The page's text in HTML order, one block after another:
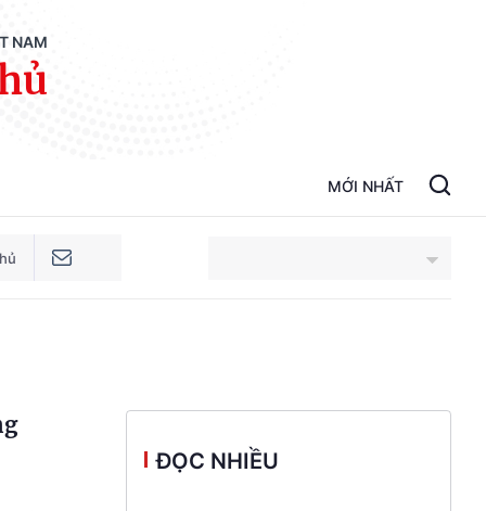
NAM
MỚI NHẤT
ĐỌC NHIỀU